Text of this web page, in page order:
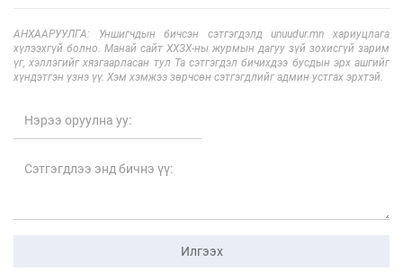
АНХААРУУЛГА: Уншигчдын бичсэн сэтгэгдэлд unuudur.mn хариуцлага
хүлээхгүй болно. Манай сайт ХХЗХ-ны журмын дагуу зүй зохисгүй зарим
үг, хэллэгийг хязгаарласан тул Та сэтгэгдэл бичихдээ бусдын эрх ашгийг
хүндэтгэн үзнэ үү. Хэм хэмжээ зөрчсөн сэтгэгдлийг админ устгах эрхтэй.
Илгээх